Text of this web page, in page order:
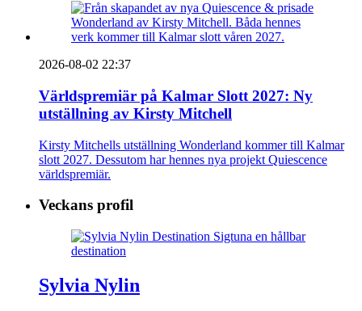
2026-08-02 22:37
Världspremiär på Kalmar Slott 2027: Ny
utställning av Kirsty Mitchell
Kirsty Mitchells utställning Wonderland kommer till Kalmar
slott 2027. Dessutom har hennes nya projekt Quiescence
världspremiär.
Veckans profil
Sylvia Nylin